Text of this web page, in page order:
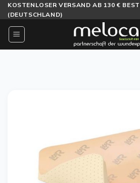
Zum
Inhalt
springen
KOSTENLOSER VERSAND AB 130 €
(DEUTSCHLAND)